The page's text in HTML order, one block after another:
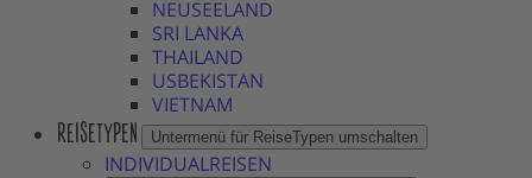
NEUSEELAND
SRI LANKA
THAILAND
USBEKISTAN
VIETNAM
REISETYPEN Untermenü für ReiseTypen umschalten
INDIVIDUALREISEN